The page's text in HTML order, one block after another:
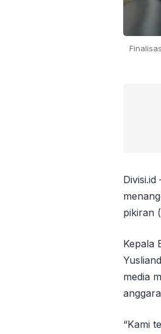
pikiran
Kepala
media
“Kami